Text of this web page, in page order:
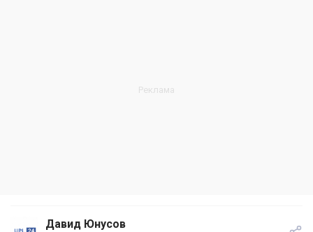
Давид Юнусов